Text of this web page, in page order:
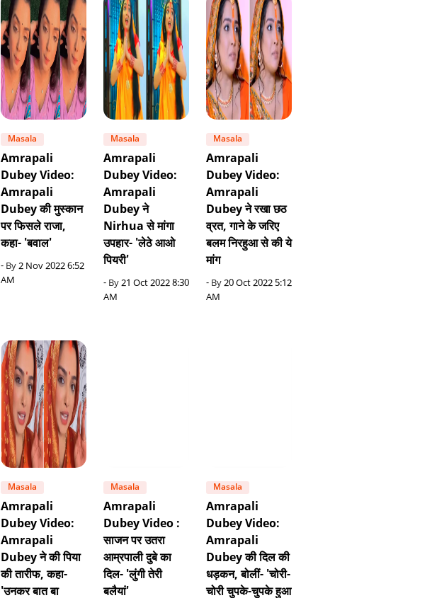
Masala
Amrapali
Dubey Video:
Amrapali
Dubey की मुस्कान
पर फिसले राजा,
कहा- 'बवाल'
- By2 Nov 2022 6:52
AM
Masala
Amrapali
Dubey Video:
Amrapali
Dubey ने
Nirhua से मांगा
उपहार- 'लेठे आओ
पियरी'
- By21 Oct 2022 8:30
AM
Masala
Amrapali
Dubey Video:
Amrapali
Dubey ने रखा छठ
व्रत, गाने के जरिए
बलम निरहुआ से की ये
मांग
- By20 Oct 2022 5:12
AM
Masala
Amrapali
Dubey Video:
Amrapali
Dubey ने की पिया
की तारीफ, कहा-
'उनकर बात बा
Masala
Amrapali
Dubey Video :
साजन पर उतरा
आम्रपाली दुबे का
दिल- 'लुंगी तेरी
बलैयां'
Masala
Amrapali
Dubey Video:
Amrapali
Dubey की दिल की
धड़कन, बोलीं- 'चोरी-
चोरी चुपके-चुपके हुआ